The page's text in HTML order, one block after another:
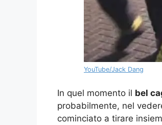
YouTube/Jack Dang
In quel momento il bel
probabilmente, nel
cominciato a tirare